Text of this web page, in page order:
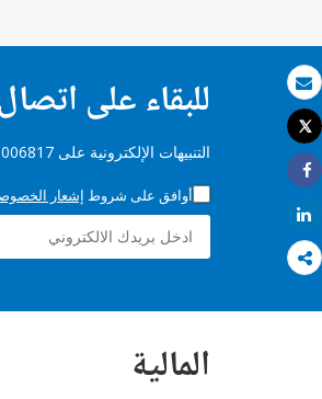
بريد الكتروني
طباعة
Tweet
Share
Share
للبقاء على
التنبيهات الإلكترونية على Project P006817
أوافق على شروط إشعار
المالية